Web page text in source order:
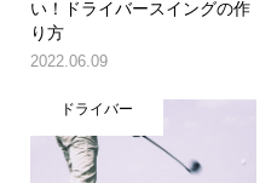
い！ドライバースイングの作
り方
2022.06.09
ドライバー